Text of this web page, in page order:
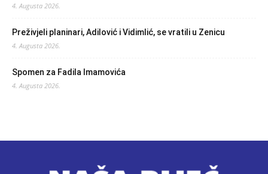
4. Augusta 2026.
Preživjeli planinari, Adilović i Vidimlić, se vratili u Zenicu
4. Augusta 2026.
Spomen za Fadila Imamovića
4. Augusta 2026.